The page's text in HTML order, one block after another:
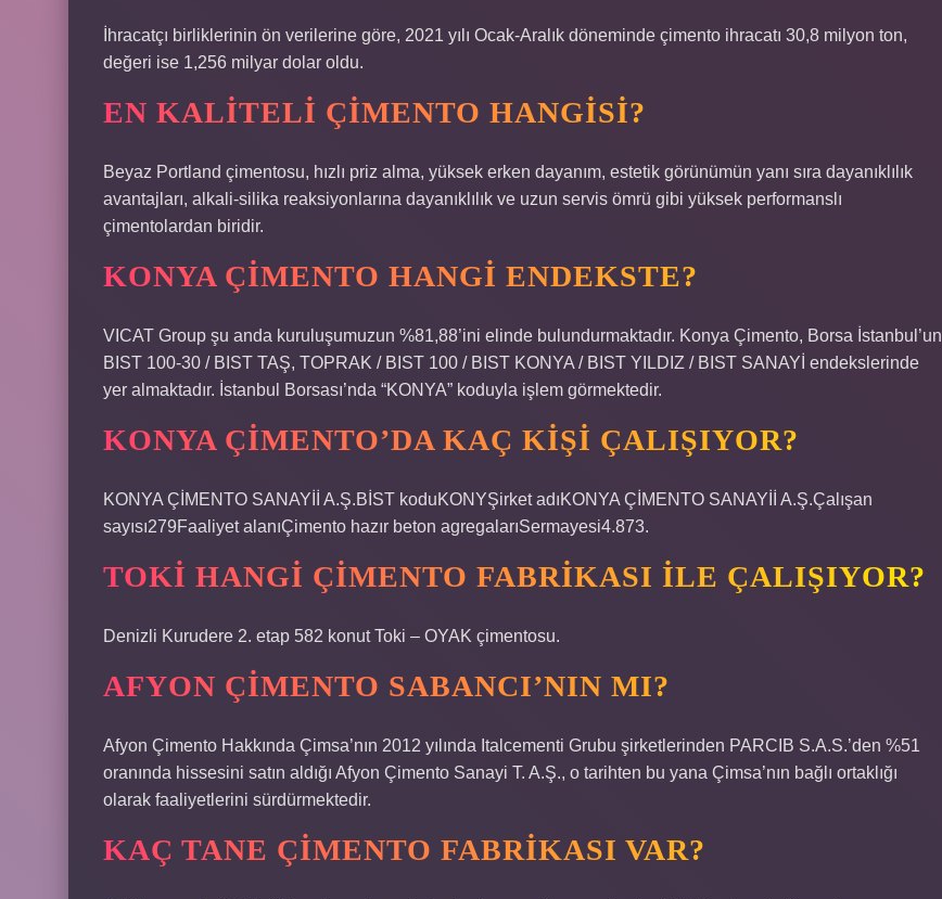
İhracatçı birliklerinin ön verilerine göre, 2021 yılı Ocak-Aralık döneminde çimento ihracatı 30,8 milyon ton,
değeri ise 1,256 milyar dolar oldu.
EN KALITELI ÇIMENTO HANGISI?
Beyaz Portland çimentosu, hızlı priz alma, yüksek erken dayanım, estetik görünümün yanı sıra dayanıklılık
avantajları, alkali-silika reaksiyonlarına dayanıklılık ve uzun servis ömrü gibi yüksek performanslı
çimentolardan biridir.
KONYA ÇIMENTO HANGI ENDEKSTE?
VICAT Group şu anda kuruluşumuzun %81,88’ini elinde bulundurmaktadır. Konya Çimento, Borsa İstanbul’un
BIST 100-30 / BIST TAŞ, TOPRAK / BIST 100 / BIST KONYA / BIST YILDIZ / BIST SANAYİ endekslerinde
yer almaktadır. İstanbul Borsası’nda “KONYA” koduyla işlem görmektedir.
KONYA ÇIMENTO’DA KAÇ KIŞI ÇALIŞIYOR?
KONYA ÇİMENTO SANAYİİ A.Ş.BİST koduKONYŞirket adıKONYA ÇİMENTO SANAYİİ A.Ş.Çalışan
sayısı279Faaliyet alanıÇimento hazır beton agregalarıSermayesi4.873.
TOKI HANGI ÇIMENTO FABRIKASI ILE ÇALIŞIYOR?
Denizli Kurudere 2. etap 582 konut Toki – OYAK çimentosu.
AFYON ÇIMENTO SABANCI’NIN MI?
Afyon Çimento Hakkında Çimsa’nın 2012 yılında Italcementi Grubu şirketlerinden PARCIB S.A.S.’den %51
oranında hissesini satın aldığı Afyon Çimento Sanayi T. A.Ş., o tarihten bu yana Çimsa’nın bağlı ortaklığı
olarak faaliyetlerini sürdürmektedir.
KAÇ TANE ÇIMENTO FABRIKASI VAR?